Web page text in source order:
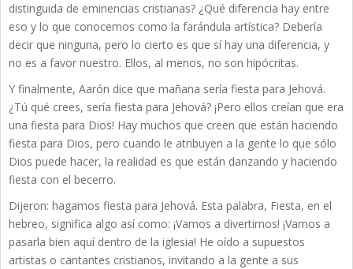
distinguida de eminencias cristianas? ¿Qué diferencia hay entre
eso y lo que conocemos como la farándula artística? Debería
decir que ninguna, pero lo cierto es que sí hay una diferencia, y
no es a favor nuestro. Ellos, al menos, no son hipócritas.
Y finalmente, Aarón dice que mañana sería fiesta para Jehová.
¿Tú qué crees, sería fiesta para Jehová? ¡Pero ellos creían que era
una fiesta para Dios! Hay muchos que creen que están haciendo
fiesta para Dios, pero cuando le atribuyen a la gente lo que sólo
Dios puede hacer, la realidad es que están danzando y haciendo
fiesta con el becerro.
Dijeron: hagamos fiesta para Jehová. Esta palabra, Fiesta, en el
hebreo, significa algo así como: ¡Vamos a divertirnos! ¡Vamos a
pasarla bien aquí dentro de la iglesia! He oído a supuestos
artistas o cantantes cristianos, invitando a la gente a sus